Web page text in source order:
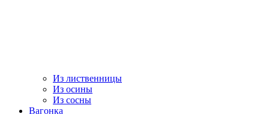
Из лиственницы
Из осины
Из сосны
Вагонка